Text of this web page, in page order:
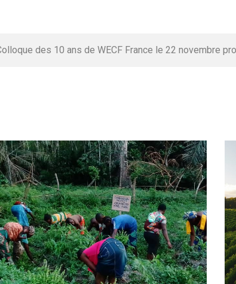
des 10 ans de WECF France le 22 novembre